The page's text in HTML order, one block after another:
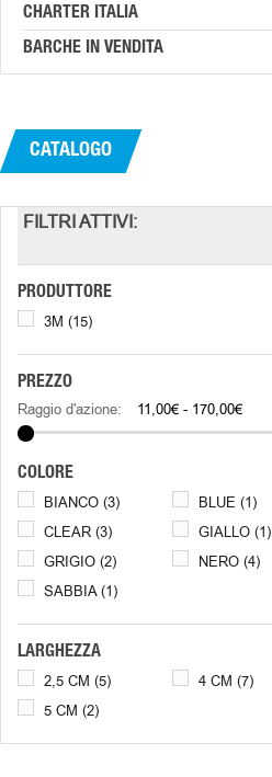
CHARTER ITALIA
BARCHE IN VENDITA
CATALOGO
FILTRI ATTIVI:
PRODUTTORE
3M (15)
PREZZO
Raggio d'azione: 11,00€ - 170,00€
COLORE
BIANCO (3) BLUE (1)
CLEAR (3) GIALLO(1)
GRIGIO (2) NERO(4)
SABBIA(1)
LARGHEZZA
2,5 CM (5) 4 CM (7)
5 CM (2)